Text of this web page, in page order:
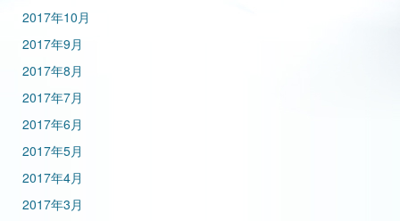
2017年10月
2017年9月
2017年8月
2017年7月
2017年6月
2017年5月
2017年4月
2017年3月